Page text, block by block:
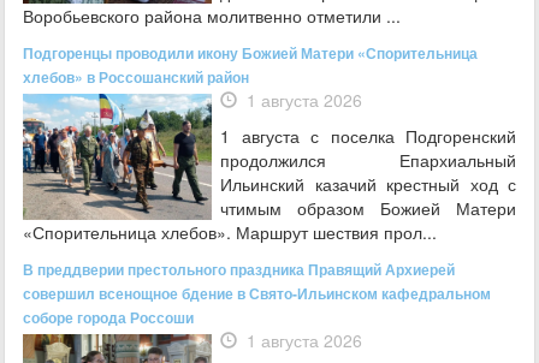
Воробьевского района молитвенно отметили ...
Подгоренцы проводили икону Божией Матери «Спорительница
хлебов» в Россошанский район
1 августа 2026
1 августа с поселка Подгоренский
продолжился Епархиальный
Ильинский казачий крестный ход с
чтимым образом Божией Матери
«Спорительница хлебов». Маршрут шествия прол...
В преддверии престольного праздника Правящий Архиерей
совершил всенощное бдение в Свято-Ильинском кафедральном
соборе города Россоши
1 августа 2026